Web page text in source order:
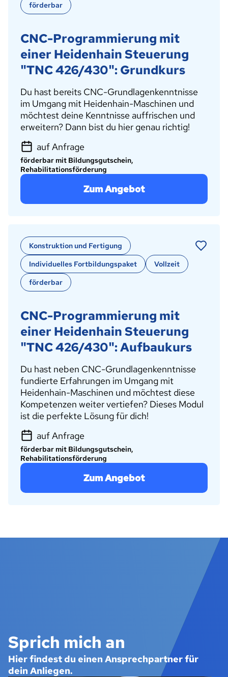
förderbar
CNC-Programmierung mit
einer Heidenhain Steuerung
"TNC 426/430": Grundkurs
Du hast bereits CNC-Grundlagenkenntnisse
im Umgang mit Heidenhain-Maschinen und
möchtest deine Kenntnisse auffrischen und
erweitern? Dann bist du hier genau richtig!
auf Anfrage
förderbar mit Bildungsgutschein,
Rehabilitationsförderung
Zum Angebot
Konstruktion und Fertigung
Individuelles Fortbildungspaket
Vollzeit
förderbar
CNC-Programmierung mit
einer Heidenhain Steuerung
"TNC 426/430": Aufbaukurs
Du hast neben CNC-Grundlagenkenntnisse
fundierte Erfahrungen im Umgang mit
Heidenhain-Maschinen und möchtest diese
Kompetenzen weiter vertiefen? Dieses Modul
ist die perfekte Lösung für dich!
auf Anfrage
förderbar mit Bildungsgutschein,
Rehabilitationsförderung
Zum Angebot
Sprich mich an
Hier findest du einen Ansprechpartner für
dein Anliegen.